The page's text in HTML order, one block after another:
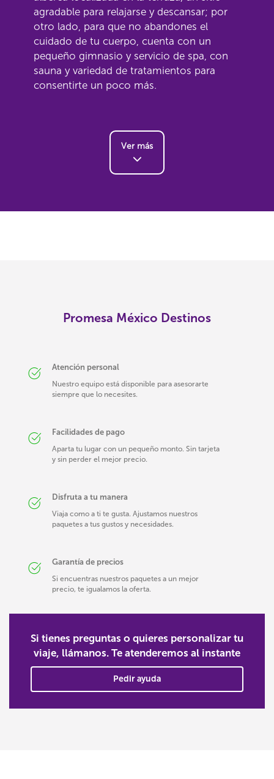
agradable para relajarse y descansar; por
otro lado, para que no abandones el
cuidado de tu cuerpo, cuenta con un
pequeño gimnasio y servicio de spa, con
sauna y variedad de tratamientos para
consentirte un poco más.
Ver más
Promesa México Destinos
Atención personal
Nuestro equipo está disponible para asesorarte
siempre que lo necesites.
Facilidades de pago
Aparta tu lugar con un pequeño monto. Sin tarjeta
y sin perder el mejor precio.
Disfruta a tu manera
Viaja como a ti te gusta. Ajustamos nuestros
paquetes a tus gustos y necesidades.
Garantía de precios
Si encuentras nuestros paquetes a un mejor
precio, te igualamos la oferta.
Si tienes preguntas o quieres personalizar tu
viaje, llámanos. Te atenderemos al instante
Pedir ayuda